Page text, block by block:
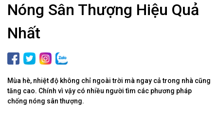
Nóng Sân Thượng Hiệu Quả
Nhất
Mùa hè, nhiệt độ không chỉ ngoài trời mà ngay cả trong nhà cũng
tăng cao. Chính vì vậy có nhiều người tìm các phương pháp
chống nóng sân thượng.